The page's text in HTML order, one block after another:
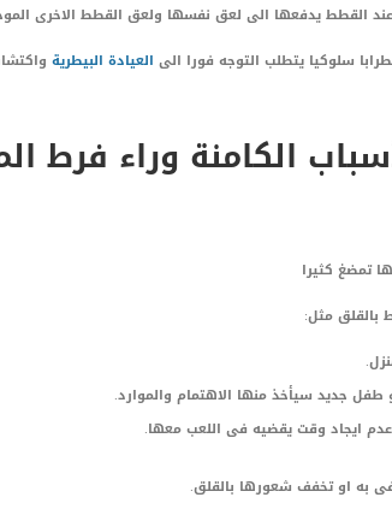
عند القطط يدفعها الى لعق نفسها ولعق القطط الاخرى
سلوكيا يتطلب التوجه فورا الى العيادة البيطرية
الكامنة وراء فرط
تمضغ كثيرا
بالقلق مثل:
جديد سيأخذ منها الاهتمام والموارد.
ايجاد وقت يقضيه فى اللعب معها.
به او تخفف شعورها بالقلق.